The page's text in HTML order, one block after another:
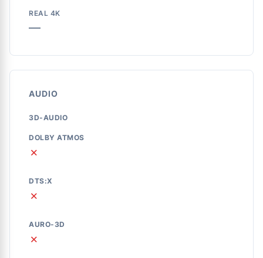
REAL 4K
—
AUDIO
3D-AUDIO
DOLBY ATMOS
✗
DTS:X
✗
AURO-3D
✗